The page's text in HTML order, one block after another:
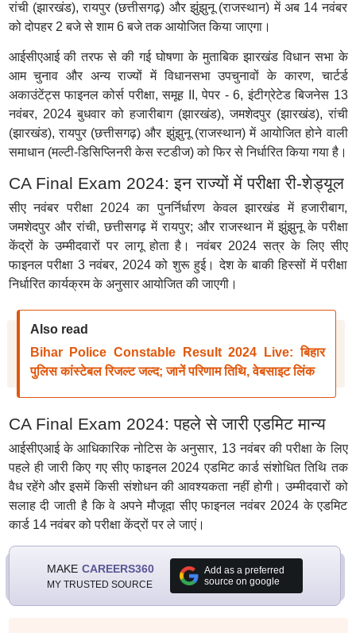
रांची (झारखंड), रायपुर (छत्तीसगढ़) और झुंझुनू (राजस्थान) में अब 14 नवंबर
को दोपहर 2 बजे से शाम 6 बजे तक आयोजित किया जाएगा।
आईसीएआई की तरफ से की गई घोषणा के मुताबिक झारखंड विधान सभा के
आम चुनाव और अन्य राज्यों में विधानसभा उपचुनावों के कारण, चार्टर्ड
अकाउंटेंट्स फाइनल कोर्स परीक्षा, समूह II, पेपर - 6, इंटीग्रेटेड बिजनेस 13
नवंबर, 2024 बुधवार को हजारीबाग (झारखंड), जमशेदपुर (झारखंड), रांची
(झारखंड), रायपुर (छत्तीसगढ़) और झुंझुनू (राजस्थान) में आयोजित होने वाली
समाधान (मल्टी-डिसिप्लिनरी केस स्टडीज) को फिर से निर्धारित किया गया है।
CA Final Exam 2024: इन राज्यों में परीक्षा री-शेड्यूल
सीए नवंबर परीक्षा 2024 का पुनर्निर्धारण केवल झारखंड में हजारीबाग,
जमशेदपुर और रांची, छत्तीसगढ़ में रायपुर; और राजस्थान में झुंझुनू के परीक्षा
केंद्रों के उम्मीदवारों पर लागू होता है। नवंबर 2024 सत्र के लिए सीए
फाइनल परीक्षा 3 नवंबर, 2024 को शुरू हुई। देश के बाकी हिस्सों में परीक्षा
निर्धारित कार्यक्रम के अनुसार आयोजित की जाएगी।
Also read
Bihar Police Constable Result 2024 Live: बिहार
पुलिस कांस्टेबल रिजल्ट जल्द; जानें परिणाम तिथि, वेबसाइट लिंक
CA Final Exam 2024: पहले से जारी एडमिट मान्य
आईसीएआई के आधिकारिक नोटिस के अनुसार, 13 नवंबर की परीक्षा के लिए
पहले ही जारी किए गए सीए फाइनल 2024 एडमिट कार्ड संशोधित तिथि तक
वैध रहेंगे और इसमें किसी संशोधन की आवश्यकता नहीं होगी। उम्मीदवारों को
सलाह दी जाती है कि वे अपने मौजूदा सीए फाइनल नवंबर 2024 के एडमिट
कार्ड 14 नवंबर को परीक्षा केंद्रों पर ले जाएं।
MAKE CAREERS360
MY TRUSTED SOURCE
Add as a preferred
source on google